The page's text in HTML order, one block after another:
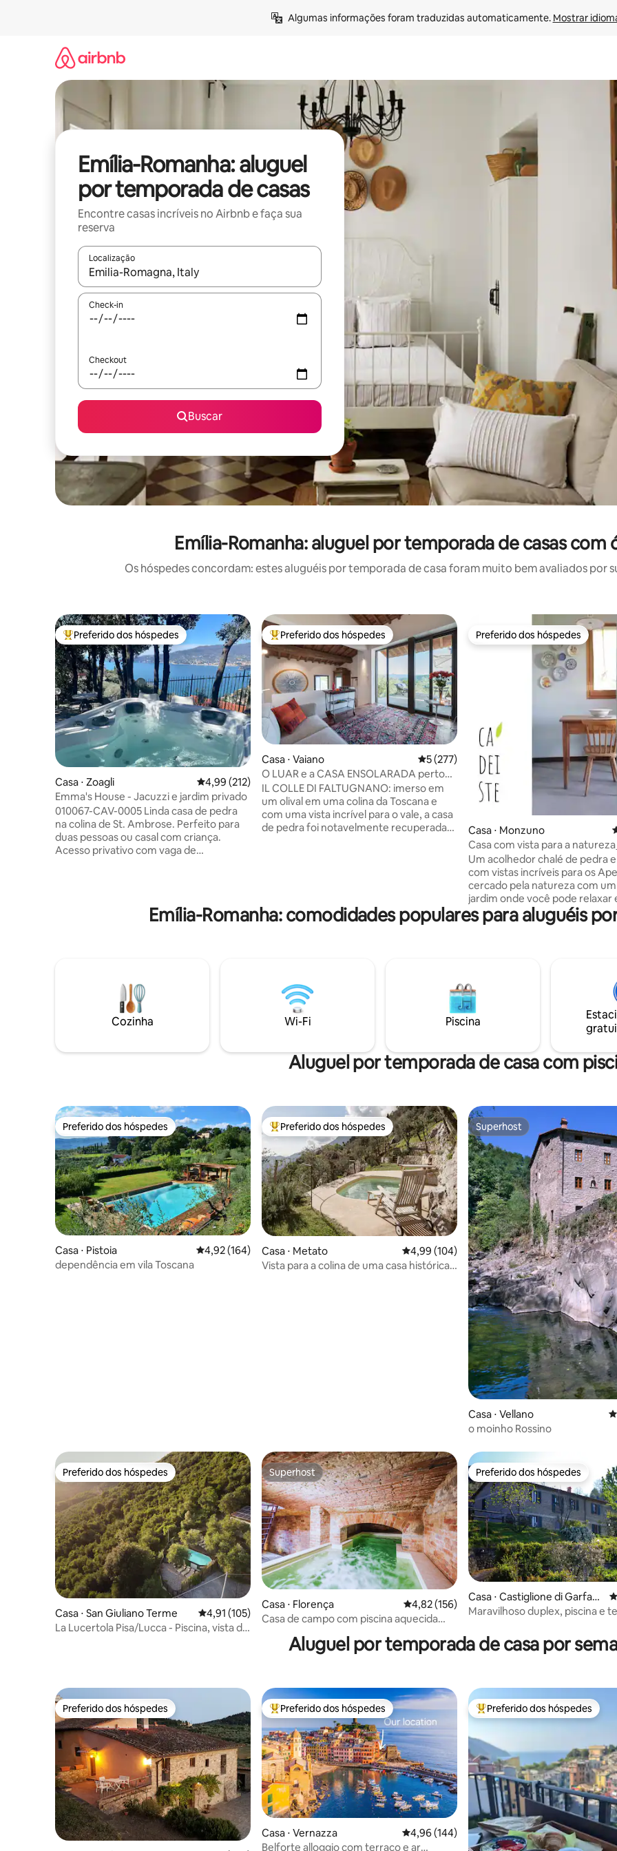
Algumas informações foram traduzidas automaticamente. Mostrar
Emília-Romanha: aluguel
por temporada de casas
Encontre casas incríveis no Airbnb e faça sua
reserva
Localização
Quando os resultados estiverem disponíveis, explore-os usando as seta para cima e para baixo do teclado ou tocando
Check-in
Checkout
Buscar
Emília-Romanha: aluguel por temporada de casas com
Os hóspedes concordam: estes aluguéis por temporada de casa foram muito bem avaliados por
Entre os melhores preferidos dos hóspedes
Preferido dos hóspedes
Casa ⋅ Zoagli 4,99 de uma avaliação média de 5, 212 avaliações
4,99 (212)
Emma's House - Jacuzzi e jardim privado
010067-CAV-0005 Linda casa de pedra
na colina de St. Ambrose. Perfeito para
duas pessoas ou casal com criança.
Acesso privativo com vaga de
01/05 a 30/09, FORA DE TEMPORADA
com cozinha com vista para outro jardim
privativo com espreguiçadeira e mesa de
Entre os melhores preferidos dos hóspedes
Preferido dos hóspedes
Casa ⋅ Vaiano 5 de uma avaliação média de 5, 277
5 (277)
O LUAR e a CASA ENSOLARADA perto
de Florença
IL COLLE DI FALTUGNANO: imerso em
um olival em uma colina da Toscana e
com uma vista incrível para o vale, a casa
de pedra foi notavelmente recuperada
com supermercados e restaurantes a
apenas alguns minutos de distância.
Preferido dos hóspedes
Preferido dos hóspedes
Casa ⋅ Monzuno
Casa com vista para a
Um acolhedor chalé de pedra
com vistas incríveis para os
cercado pela natureza com
jardim onde você pode relaxar
desfrutar do pôr do sol
um prazer hospedá-lo no piso
Localização fantástica entre
Florença, a 10 minutos da saída
autoestrada e a 30 minutos do
de Bolonha. Não perca o pôr
melhor com uma boa taça de
Emília-Romanha: comodidades populares para aluguéis
Cozinha Wi-Fi Piscina
Aluguel por temporada de casa com
Preferido dos hóspedes
Preferido dos hóspedes
Casa ⋅ Pistoia 4,92 de uma avaliação média de 5, 164 avaliações
4,92 (164)
dependência em vila Toscana
Entre os melhores preferidos dos hóspedes
Preferido dos hóspedes
Casa ⋅ Metato 4,99 de uma avaliação média de 5, 104
4,99 (104)
Vista para a colina de uma casa histórica
Superhost
Superhost
Casa ⋅ Vellano
o moinho Rossino
Preferido dos hóspedes
Preferido dos hóspedes
Casa ⋅ San Giuliano Terme 4,91 de uma avaliação média de 5, 105 avaliações
4,91 (105)
La Lucertola Pisa/Lucca - Piscina, vista da
Superhost
Superhost
Casa ⋅ Florença 4,82 de uma avaliação média de 5, 156
4,82 (156)
Casa de campo com piscina aquecida
Preferido dos hóspedes
Preferido dos hóspedes
Casa ⋅ Castiglione di Garfag
nana
Maravilhoso duplex, piscina e
Aluguel por temporada de casa por
Preferido dos hóspedes
Preferido dos hóspedes Entre os melhores preferidos dos hóspedes
Preferido dos hóspedes
Casa ⋅ Vernazza 4,96 de uma avaliação média de 5, 144
4,96 (144)
Belforte alloggio com terraço e ar
Entre os melhores preferidos
Preferido dos hóspedes